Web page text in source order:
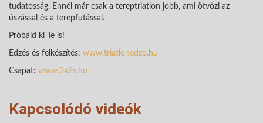
tudatosság. Ennél már csak a tereptriatlon jobb, ami ötvözi az
úszással és a terepfutással.
Próbáld ki Te is!
Edzés és felkészítés: www.triatlonedzo.hu
Csapat: www.3x2s.hu
Kapcsolódó videók